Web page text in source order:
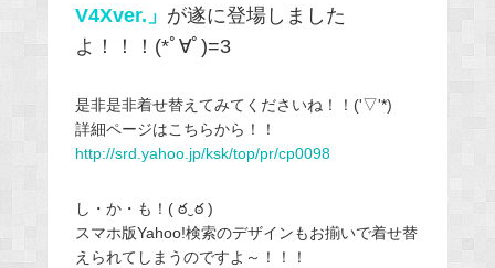
V4Xver.」 が遂に登場しました
よ！！！(*ﾟ∀ﾟ)=3
是非是非着せ替えてみてくださいね！！('▽'*)
詳細ページはこちらから！！
http://srd.yahoo.jp/ksk/top/pr/cp0098
し・か・も！( ఠ‿ఠ )
スマホ版Yahoo!検索のデザインもお揃いで着せ替
えられてしまうのですよ～！！！